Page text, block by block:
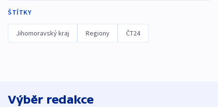
ŠTÍTKY
Jihomoravský kraj Regiony ČT24
Výběr redakce